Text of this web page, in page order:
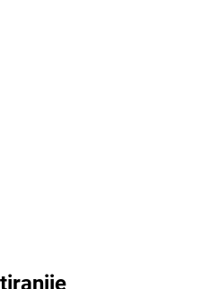
desert bez imalo muke